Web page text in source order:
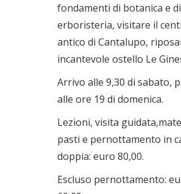
fondamenti di botanica e di
erboristeria, visitare il
antico di Cantalupo,
incantevole ostello Le
Arrivo alle 9,30 di sabato,
alle ore 19 di domenica.
Lezioni, visita
pasti e pernottamento in
doppia: euro 80,00.
Escluso pernottamento: